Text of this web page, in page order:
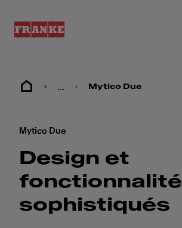
... Mytico Due
Mytico Due
Design et
fonctionnalité
sophistiqués